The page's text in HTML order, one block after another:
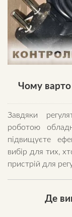
Чому варто
Завдяки
роботою
підвищуєте
вибір для тих,
пристрій для
Де